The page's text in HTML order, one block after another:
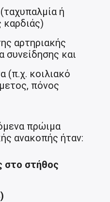
ή
καρδιάς)
αρτηριακής
συνείδησης και
(π.χ. κοιλιακό
πόνος
πρώιμα
ανακοπής ήταν:
στο στήθος